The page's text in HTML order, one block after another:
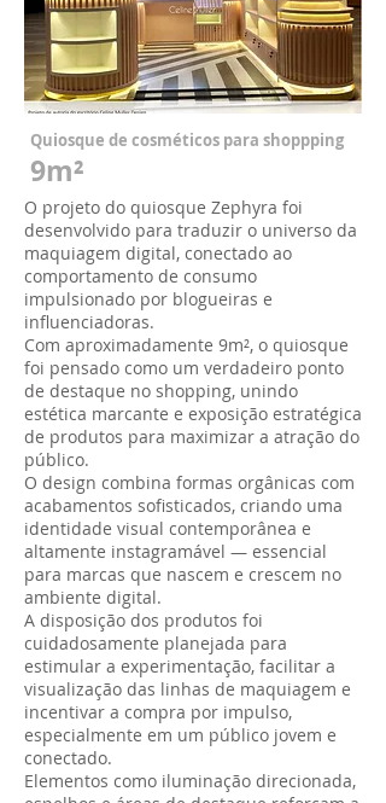
Quiosque de cosméticos para shoppping
9m²
O projeto do quiosque Zephyra foi
desenvolvido para traduzir o universo da
maquiagem digital, conectado ao
comportamento de consumo
impulsionado por blogueiras e
influenciadoras.
Com aproximadamente 9m², o quiosque
foi pensado como um verdadeiro ponto
de destaque no shopping, unindo
estética marcante e exposição estratégica
de produtos para maximizar a atração do
público.
O design combina formas orgânicas com
acabamentos sofisticados, criando uma
identidade visual contemporânea e
altamente instagramável — essencial
para marcas que nascem e crescem no
ambiente digital.
A disposição dos produtos foi
cuidadosamente planejada para
estimular a experimentação, facilitar a
visualização das linhas de maquiagem e
incentivar a compra por impulso,
especialmente em um público jovem e
conectado.
Elementos como iluminação direcionada,